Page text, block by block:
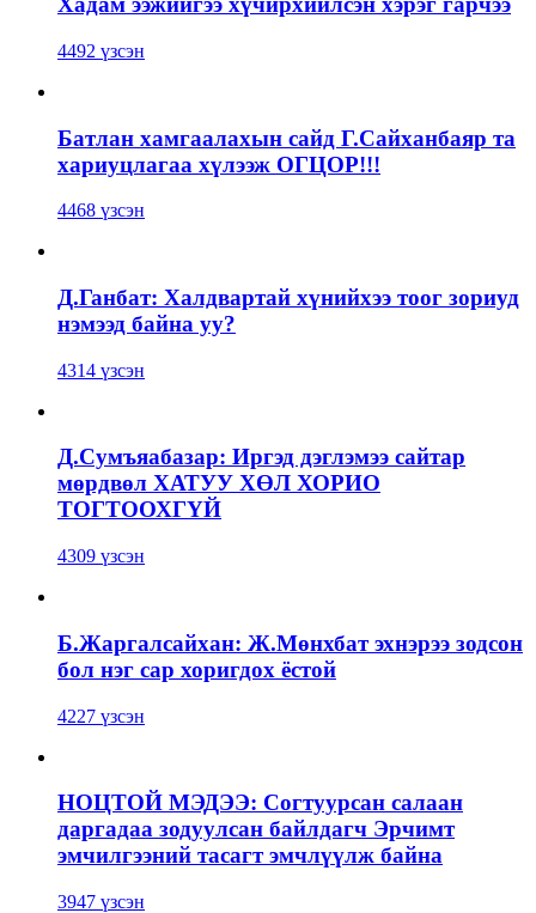
4492 үзсэн
Батлан хамгаалахын сайд Г.Сайханбаяр та
хариуцлагаа хүлээж ОГЦОР!!!
4468 үзсэн
Д.Ганбат: Халдвартай хүнийхээ тоог зориуд
нэмээд байна уу?
4314 үзсэн
Д.Сумъяабазар: Иргэд дэглэмээ сайтар
мөрдвөл ХАТУУ ХӨЛ ХОРИО
ТОГТООХГҮЙ
4309 үзсэн
Б.Жаргалсайхан: Ж.Мөнхбат эхнэрээ зодсон
бол нэг сар хоригдох ёстой
4227 үзсэн
НОЦТОЙ МЭДЭЭ: Согтуурсан салаан
даргадаа зодуулсан байлдагч Эрчимт
эмчилгээний тасагт эмчлүүлж байна
3947 үзсэн